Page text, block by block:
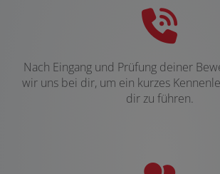
Nach Eingang und Prüfung deiner
wir uns bei dir, um ein kurzes
dir zu führen.